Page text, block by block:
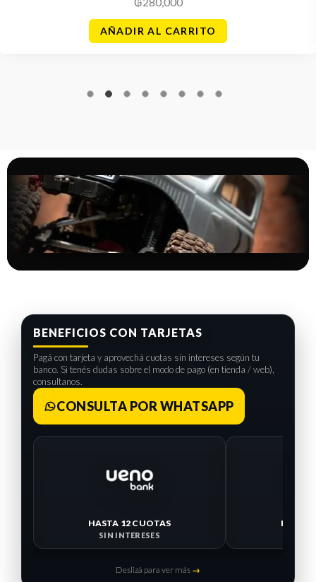
AÑADIR AL CARRITO
BENEFICIOS CON TARJETAS
Pagá con tarjeta y aprovechá cuotas sin intereses según tu
banco. Si tenés dudas sobre el modo de pago (en tienda / web),
consultanos.
CONSULTA POR WHATSAPP
HASTA 12 CUOTAS
SIN INTERESES
HASTA
Deslizá para ver más →